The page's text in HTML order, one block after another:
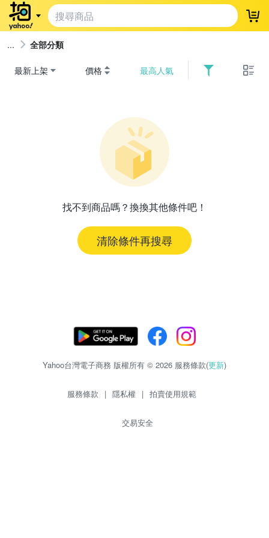
登
全部分類
最新上架 價格 最高人氣
找不到商品嗎？換換其他條件吧！
清除條件再搜尋
Yahoo台灣電子商務 版權所有 © 2026 服務條款(更新)
服務條款 | 隱私權 | 拍賣使用規範
交易安全